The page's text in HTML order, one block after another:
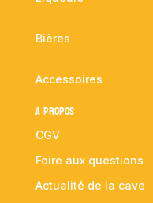
Bières
Accessoires
A propos
CGV
Foire aux questions
Actualité de la cave